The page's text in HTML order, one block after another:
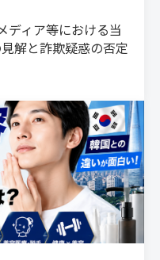
ディア等における当
解と詐欺疑惑の否定